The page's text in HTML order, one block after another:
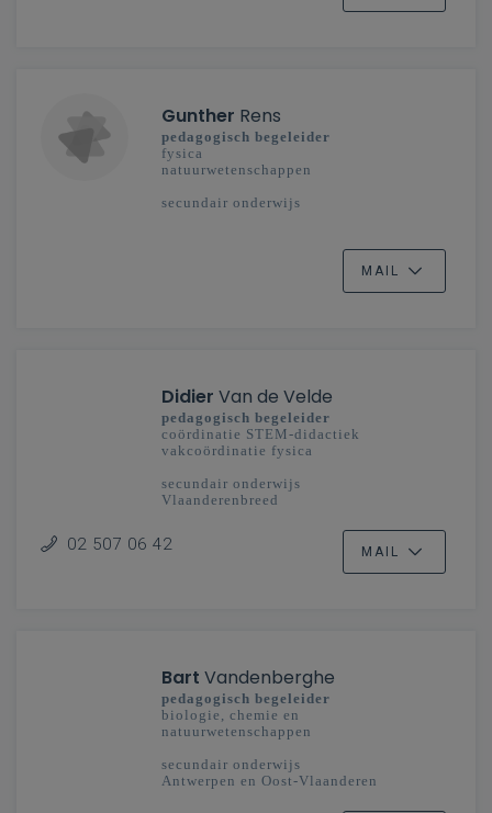
Gunther Rens
pedagogisch begeleider
fysica
natuurwetenschappen
secundair onderwijs
MAIL
Didier Van de Velde
pedagogisch begeleider
coördinatie STEM-didactiek
vakcoördinatie fysica
secundair onderwijs
Vlaanderenbreed
02 507 06 42 MAIL
Bart Vandenberghe
pedagogisch begeleider
biologie, chemie en
natuurwetenschappen
secundair onderwijs
Antwerpen en Oost-Vlaanderen